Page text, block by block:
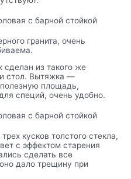
гранита, очень
сделан из такого же
и стол. Вытяжка —
площадь,
специй, очень удобно.
кусков толстого стекла,
с эффектом старения
сделать все
дало трещину при